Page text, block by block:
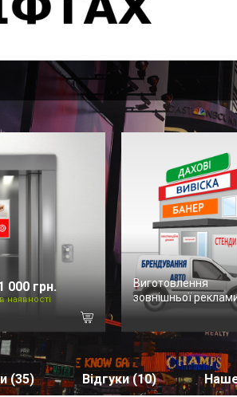
000 грн.
наявності
Виготовлення
зовнішньої
(35) Відгуки (10)